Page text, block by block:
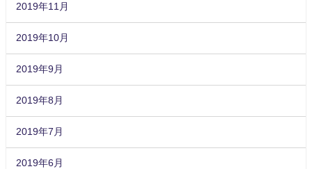
2019年11月
2019年10月
2019年9月
2019年8月
2019年7月
2019年6月